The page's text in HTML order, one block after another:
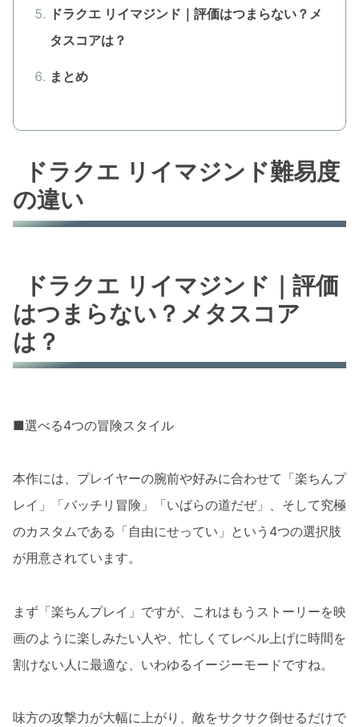
ドラクエ リイマジンド｜評価はつまらない？メ
タスコアは？
まとめ
ドラクエ リイマジンド難易度
の違い
ドラクエ リイマジンド｜評価
はつまらない？メタスコア
は？
■選べる4つの冒険スタイル
本作には、プレイヤーの腕前や好みに合わせて「楽ちんプ
レイ」「バッチリ冒険」「いばらの道だぜ」、そして究極
のカスタムである「自由にせってい」という4つの選択肢
が用意されています。
まず「楽ちんプレイ」ですが、これはもうストーリーを映
画のように楽しみたい人や、忙しくてレベル上げに時間を
割けない人に最適な、いわゆるイージーモードですね。
味方の攻撃力が大幅に上がり、敵をサクサク倒せるだけで